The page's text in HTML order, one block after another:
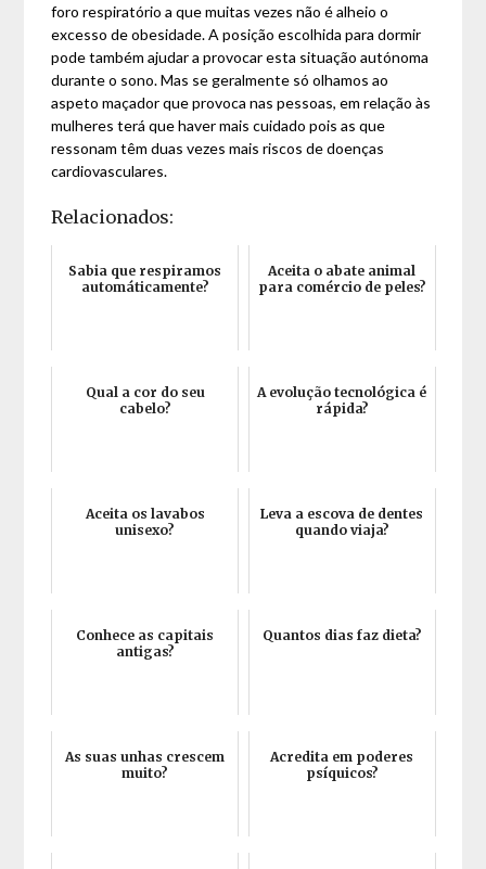
foro respiratório a que muitas vezes não é alheio o
excesso de obesidade. A posição escolhida para dormir
pode também ajudar a provocar esta situação autónoma
durante o sono. Mas se geralmente só olhamos ao
aspeto maçador que provoca nas pessoas, em relação às
mulheres terá que haver mais cuidado pois as que
ressonam têm duas vezes mais riscos de doenças
cardiovasculares.
Relacionados:
Sabia que respiramos
automáticamente?
Aceita o abate animal
para comércio de peles?
Qual a cor do seu
cabelo?
A evolução tecnológica é
rápida?
Aceita os lavabos
unisexo?
Leva a escova de dentes
quando viaja?
Conhece as capitais
antigas?
Quantos dias faz dieta?
As suas unhas crescem
muito?
Acredita em poderes
psíquicos?